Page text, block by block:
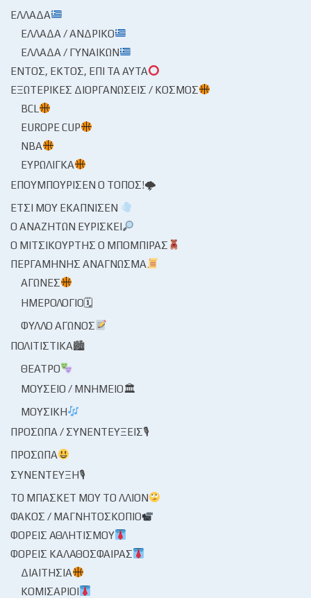
ΕΛΛΆΔΑ
ΕΛΛΆΔΑ / ΑΝΔΡΙΚΌ
ΕΛΛΆΔΑ / ΓΥΝΑΙΚΏΝ
ΕΝΤΌΣ, ΕΚΤΌΣ, ΕΠΊ ΤΑ ΑΥΤΆ
ΕΞΩΤΕΡΙΚΈΣ ΔΙΟΡΓΑΝΏΣΕΙΣ / ΚΌΣΜΟΣ
BCL
EUROPE CUP
NBA
ΕΥΡΩΛΊΓΚΑ
ΕΠΟΥΜΠΟΎΡΙΣΕΝ Ο ΤΌΠΟΣ!🌩
ΈΤΣΙ ΜΟΥ ΕΚΆΠΝΙΣΕΝ
Ο ΑΝΑΖΗΤΏΝ ΕΥΡΊΣΚΕΙ
Ο ΜΙΤΣΙΚΟΥΡΤΉΣ Ο ΜΠΌΜΠΙΡΑΣ
ΠΕΡΓΑΜΗΝΉΣ ΑΝΆΓΝΩΣΜΑ
ΑΓΏΝΕΣ
ΗΜΕΡΟΛΌΓΙΟ🗓
ΦΎΛΛΟ ΑΓΏΝΟΣ
ΠΟΛΙΤΙΣΤΙΚΆ🏙
ΘΈΑΤΡΟ
ΜΟΥΣΕΊΟ / ΜΝΗΜΕΊΟ🏛
ΜΟΥΣΙΚΉ
ΠΡΌΣΩΠΑ / ΣΥΝΕΝΤΕΎΞΕΙΣ🎙
ΠΡΌΣΩΠΑ
ΣΥΝΈΝΤΕΥΞΗ🎙
ΤΟ ΜΠΆΣΚΕΤ ΜΟΥ ΤΟ ΛΛΊΟΝ
ΦΑΚΌΣ / ΜΑΓΝΗΤΟΣΚΌΠΙΟ
ΦΟΡΕΊΣ ΑΘΛΗΤΙΣΜΟΎ
ΦΟΡΕΊΣ ΚΑΛΑΘΌΣΦΑΙΡΑΣ
ΔΙΑΙΤΗΣΊΑ
ΚΟΜΙΣΆΡΙΟΙ